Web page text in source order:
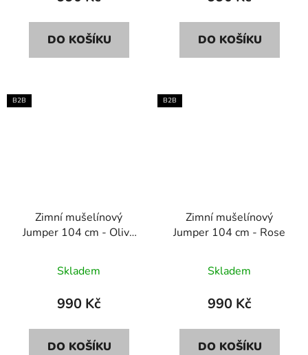
DO KOŠÍKU DO KOŠÍKU
B2B
Zimní mušelínový
Jumper 104 cm - Olive
Skladem
990 Kč
DO KOŠÍKU
B2B
Zimní mušelínový
Jumper 104 cm - Rose
Skladem
990 Kč
DO KOŠÍKU